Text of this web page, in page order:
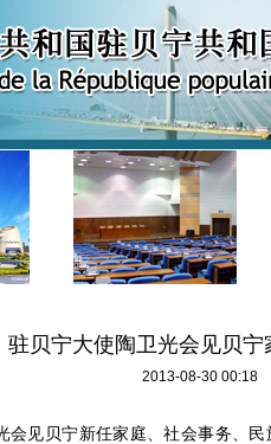
驻贝宁大使陶卫光会见贝宁
2013-08-30 00:18
会见贝宁新任家庭、社会事务、